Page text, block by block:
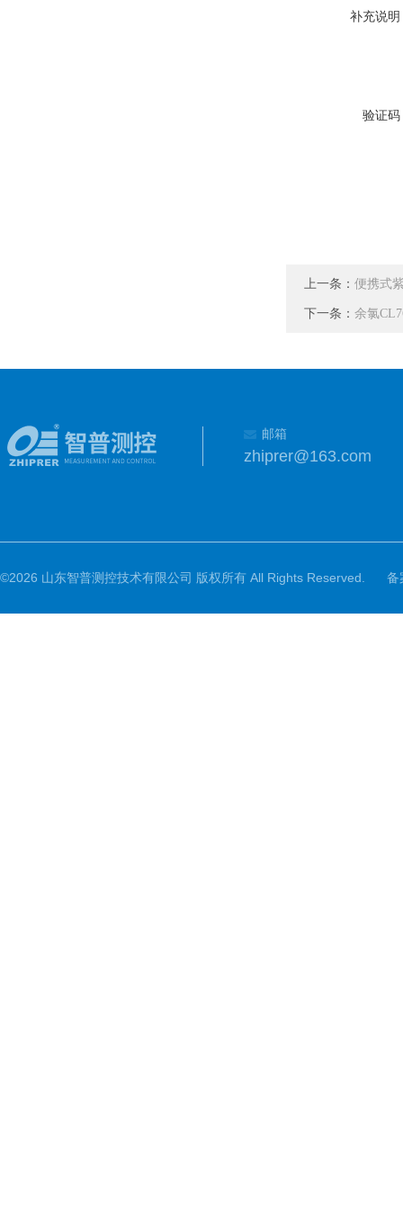
补充说明
验证码
上一条： 便携式
下一条： 余氯
邮箱
zhiprer@163.com
©2026 山东智普测控技术有限公司 版权所有 All Rights Reserved. 备